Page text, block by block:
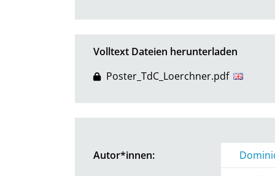
Volltext Dateien herunterladen
Poster_TdC_Loerchner.pdf
Autor*innen: